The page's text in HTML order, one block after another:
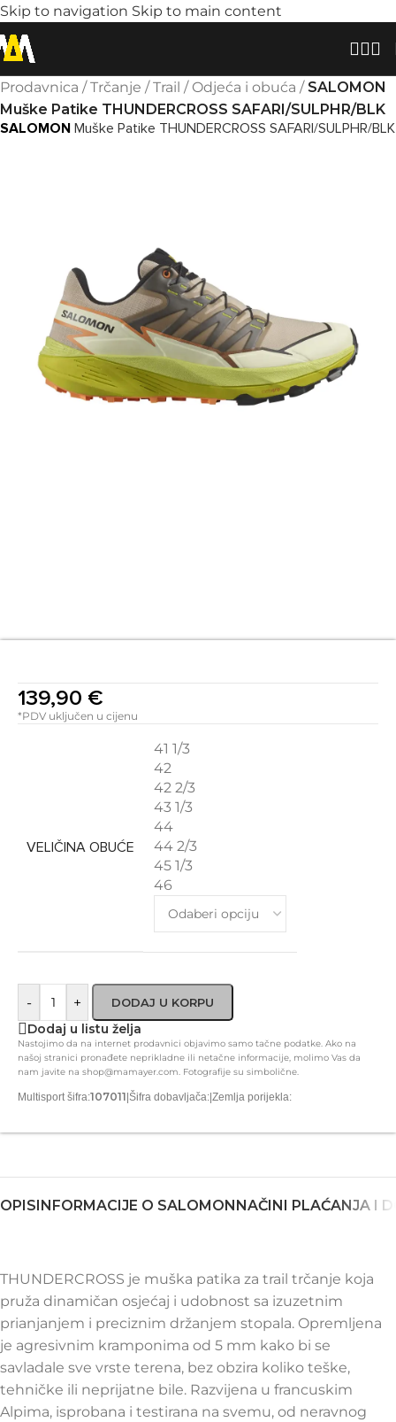
Skip to navigation Skip to main content
Prodavnica /Trčanje /Trail / Odjeća i obuća / SALOMON
Muške Patike THUNDERCROSS SAFARI/SULPHR/BLK
SALOMON Muške Patike THUNDERCROSS SAFARI/SULPHR/BLK
139,90 €
*PDV uključen u cijenu
VELIČINA OBUĆE
41 1/3
42
42 2/3
43 1/3
44
44 2/3
45 1/3
46
- + DODAJ U KORPU
Dodaj u listu želja
Nastojimo da na internet prodavnici objavimo samo tačne podatke. Ako na
našoj stranici pronađete neprikladne ili netačne informacije, molimo Vas da
nam javite na shop@mamayer.com. Fotografije su simbolične.
Multisport šifra:107011 Šifra dobavljača: Zemlja porijekla:
OPISINFORMACIJE O SALOMONNAČINI PLAĆANJA I
THUNDERCROSS je muška patika za trail trčanje koja
pruža dinamičan osjećaj i udobnost sa izuzetnim
prianjanjem i preciznim držanjem stopala. Opremljena
je agresivnim kramponima od 5 mm kako bi se
savladale sve vrste terena, bez obzira koliko teške,
tehničke ili neprijatne bile. Razvijena u francuskim
Alpima, isprobana i testirana na svemu, od neravnog